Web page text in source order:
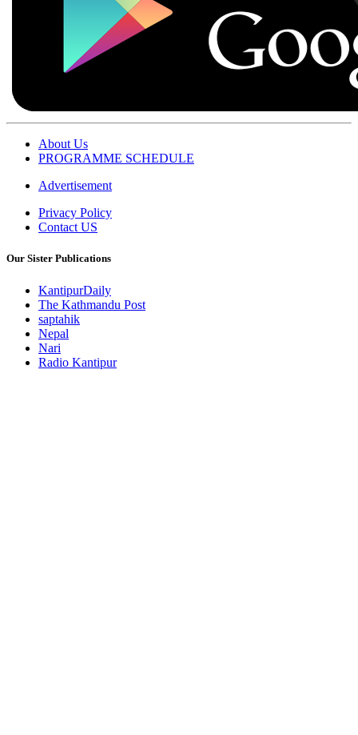
About Us
PROGRAMME SCHEDULE
Advertisement
Privacy Policy
Contact US
Our Sister Publications
KantipurDaily
The Kathmandu Post
saptahik
Nepal
Nari
Radio Kantipur